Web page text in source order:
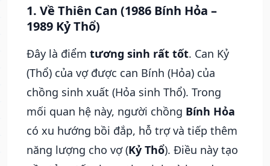
1. Về Thiên Can (1986 Bính Hỏa –
1989 Kỷ Thổ)
Đây là điểm tương sinh rất tốt. Can Kỷ
(Thổ) của vợ được can Bính (Hỏa) của
chồng sinh xuất (Hỏa sinh Thổ). Trong
mối quan hệ này, người chồng Bính Hỏa
có xu hướng bồi đắp, hỗ trợ và tiếp thêm
năng lượng cho vợ (Kỷ Thổ). Điều này tạo